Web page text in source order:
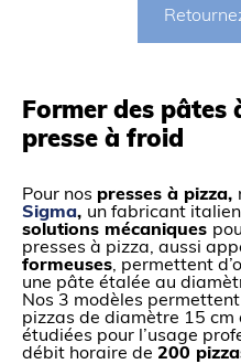
Former des pâtes
presse à froid
Pour nos presses à pizza,
Sigma, un fabricant
solutions mécaniques
presses à pizza, aussi
formeuses, permettent
une pâte étalée au
Nos 3 modèles
pizzas de diamètre 15 cm
étudiées pour l’usage
débit horaire de 200